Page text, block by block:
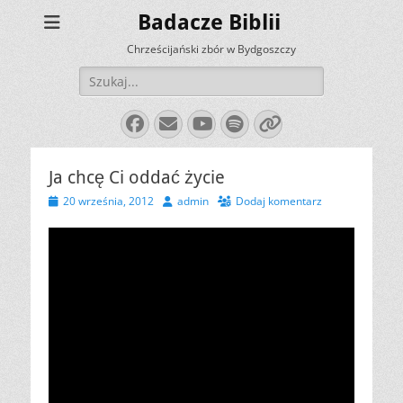
Badacze Biblii
Chrześcijański zbór w Bydgoszczy
Szukaj:
Facebook
E-
mail
YouTube
Spotify
Link
Ja chcę Ci oddać życie
Opublikowano
20 września, 2012 Autoradmin Dodaj komentarz